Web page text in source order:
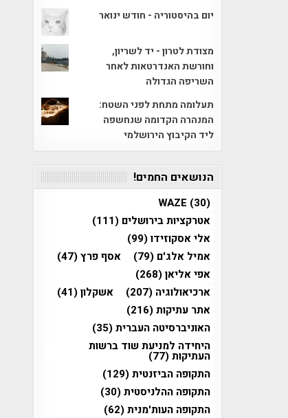
יום בהיסטוריה - חודש ינואר
מצודת לטרון - יד לשריון,
וחורשת האנדרטאות לאחר
השריפה הגדולה
תעלומה מתחת לפני השטח:
המנהרה הקדומה שנחשפה
ליד הקיבוץ הירושלמי
הנושאים החמים!
WAZE (30)
אטרקציות בירושלים (111)
אלי אסקוזידו(99)
אמיל אלג'ם (79) אסף פרץ(47)
אפי אליאן(268)
ארכיאולוגיה (207) אשקלון(41)
אתר עתיקות(216)
האוניברסיטה העברית(35)
היחידה למניעת שוד ברשות
העתיקות(77)
התקופה הביזנטית(129)
התקופה ההלניסטית(30)
התקופה העות'מנית(62)